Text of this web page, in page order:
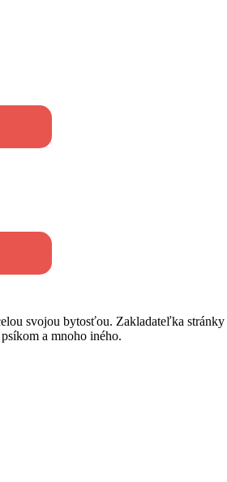
svojou bytosťou. Zakladateľka stránky
a mnoho iného.